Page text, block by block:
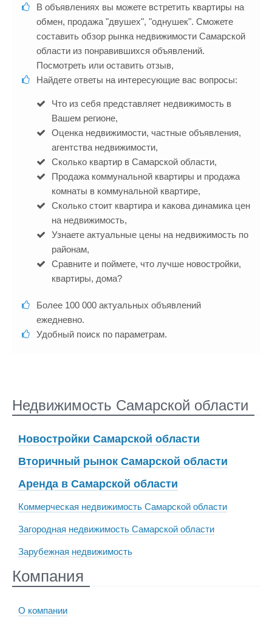
В объявлениях вы можете встретить квартиры на
обмен, продажа "двушех", "однушек". Сможете
составить обзор рынка недвижимости Самарской
области из понравившихся объявлений.
Посмотреть или оставить отзыв,
Найдете ответы на интересующие вас вопросы:
Что из себя представляет недвижимость в
Вашем регионе,
Оценка недвижимости, частные объявления,
агентства недвижимости,
Сколько квартир в Самарской области,
Продажа коммунальной квартиры и продажа
комнаты в коммунальной квартире,
Сколько стоит квартира и какова динамика цен
на недвижимость,
Узнаете актуальные цены на недвижимость по
районам,
Сравните и поймете, что лучше новостройки,
квартиры, дома?
Более 100 000 актуальных объявлений
ежедневно.
Удобный поиск по параметрам.
Недвижимость Самарской области
Новостройки Самарской области
Вторичный рынок Самарской области
Аренда в Самарской области
Коммерческая недвижимость Самарской области
Загородная недвижимость Самарской области
Зарубежная недвижимость
Компания
О компании